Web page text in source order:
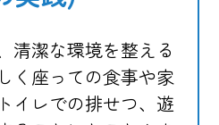
ご友人との良好な関
できる
清潔な環境を整える
く座っての食事や家
イレでの排せつ、遊